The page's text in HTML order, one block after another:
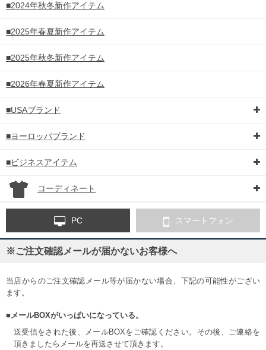
■2024年秋冬新作アイテム
■2025年春夏新作アイテム
■2025年秋冬新作アイテム
■2026年春夏新作アイテム
■USAブランド
■ヨーロッパブランド
■ビジネスアイテム
コーディネート
PC スマートフォン
※ご注文確認メールが届かないお客様へ
当店からのご注文確認メール等が届かない場合、下記の可能性がござい
ます。
■メールBOXがいっぱいになっている。
送受信をされた後、メールBOXをご確認ください。その後、ご連絡を
頂きましたらメールを再送させて頂きます。